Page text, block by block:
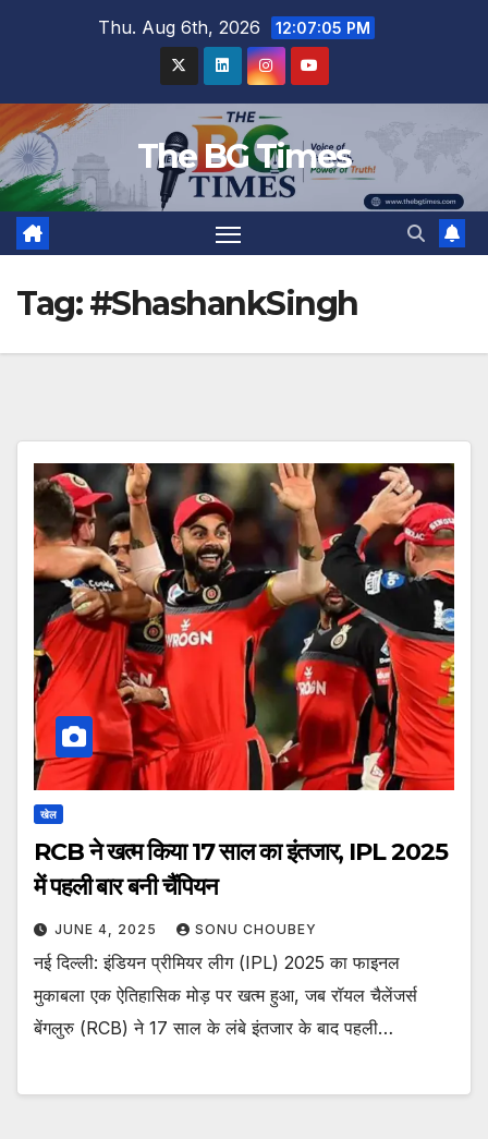
Thu. Aug 6th, 2026 12:07:06 PM
The BG Times
Tag:#ShashankSingh
खेल
RCB ने खत्म किया 17 साल का इंतजार, IPL 2025
में पहली बार बनी चैंपियन
JUNE 4, 2025 SONU CHOUBEY
नई दिल्ली: इंडियन प्रीमियर लीग (IPL) 2025 का फाइनल
मुकाबला एक ऐतिहासिक मोड़ पर खत्म हुआ, जब रॉयल चैलेंजर्स
बेंगलुरु (RCB) ने 17 साल के लंबे इंतजार के बाद पहली…